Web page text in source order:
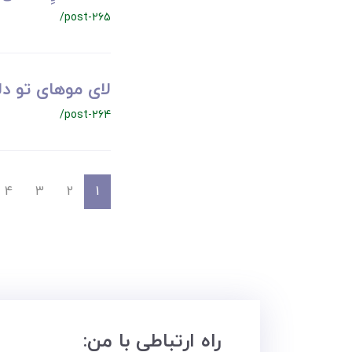
/post-265
لای موهای تو
/post-264
1
2
3
4
راه ارتباطی با من: